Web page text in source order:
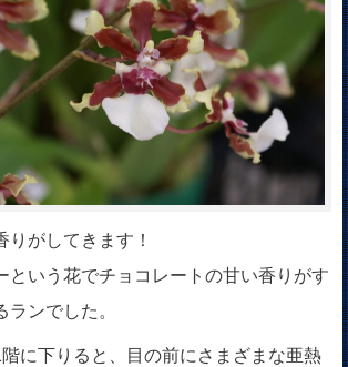
りがしてきます！
という花でチョコレートの甘い香りがす
ランでした。
に下りると、目の前にさまざまな亜熱